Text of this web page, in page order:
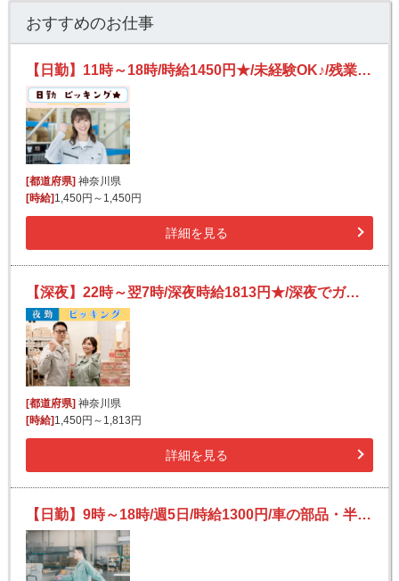
おすすめのお仕事
【日勤】11時～18時/時給1450円★/未経験OK♪/残業なし！/食品や飲料などのピッキング
[都道府県] 神奈川県
[時給] 1,450円～1,450円
詳細を見る
【深夜】22時～翌7時/深夜時給1813円★/深夜でガッツリ稼ぐ！/未経験OK◎/食品や飲料などのピッキング
[都道府県]神奈川県
[時給]1,450円～1,813円
詳細を見る
【日勤】9時～18時/週5日/時給1300円/車の部品・半導体のピッキング・梱包/未経験歓迎